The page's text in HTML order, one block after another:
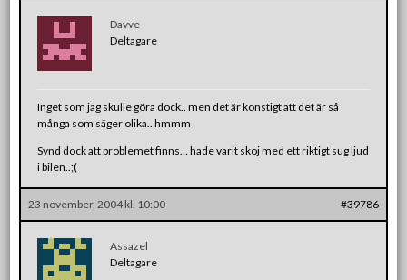
Davve
Deltagare
Inget som jag skulle göra dock.. men det är konstigt att det är så
många som säger olika.. hmmm
Synd dock att problemet finns… hade varit skoj med ett riktigt sug ljud
i bilen..;(
23 november, 2004 kl. 10:00 #39786
Assazel
Deltagare